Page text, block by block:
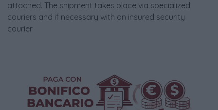
attached. The shipment takes place via specialized
couriers and if necessary with an insured security
courier